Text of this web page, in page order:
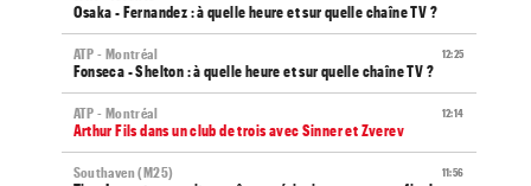
Osaka - Fernandez : à quelle heure et sur quelle chaîne TV ?
12:25
ATP - Montréal
Fonseca - Shelton : à quelle heure et sur quelle chaîne TV ?
12:14
ATP - Montréal
Arthur Fils dans un club de trois avec Sinner et Zverev
11:56
Southaven (M25)